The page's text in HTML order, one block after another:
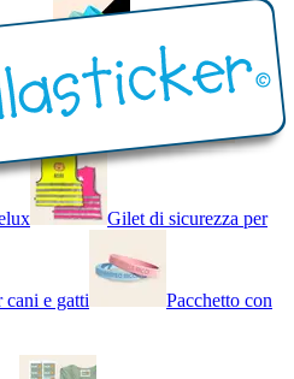
Braccialetto SOS
Gilet di sicurezza per
cani e gatti
Pacchetto con